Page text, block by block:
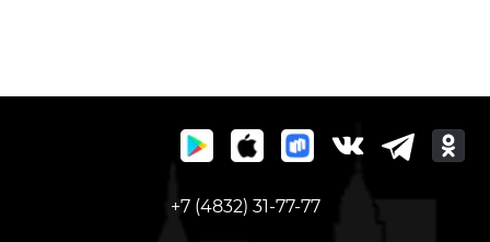
+7 (4832) 31-77-77